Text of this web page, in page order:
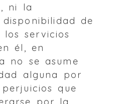
ni la
de
servicios
él, en
no se asume
alguna por
que